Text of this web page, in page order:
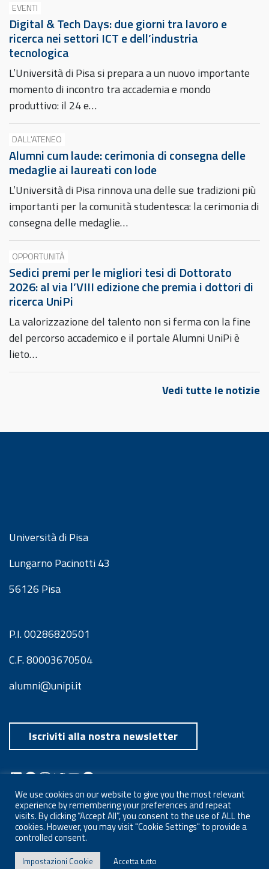
EVENTI
Digital & Tech Days: due giorni tra lavoro e
ricerca nei settori ICT e dell’industria
tecnologica
L’Università di Pisa si prepara a un nuovo importante
momento di incontro tra accademia e mondo
produttivo: il 24 e…
DALL'ATENEO
Alumni cum laude: cerimonia di consegna delle
medaglie ai laureati con lode
L’Università di Pisa rinnova una delle sue tradizioni più
importanti per la comunità studentesca: la cerimonia di
consegna delle medaglie…
OPPORTUNITÀ
Sedici premi per le migliori tesi di Dottorato
2026: al via l’VIII edizione che premia i dottori di
ricerca UniPi
La valorizzazione del talento non si ferma con la fine
del percorso accademico e il portale Alumni UniPi è
lieto…
Vedi tutte le notizie
Università di Pisa
Lungarno Pacinotti 43
56126 Pisa
P.I. 00286820501
C.F. 80003670504
alumni@unipi.it
Iscriviti alla nostra newsletter
LinkedIn Facebook InstagramTwitter YouTube Spotify Telegram
We use cookies on our website to give you the most relevant
experience by remembering your preferences and repeat
visits. By clicking “Accept All”, you consent to the use of ALL the
cookies. However, you may visit "Cookie Settings" to provide a
controlled consent.
Impostazioni Cookie Accetta tutto